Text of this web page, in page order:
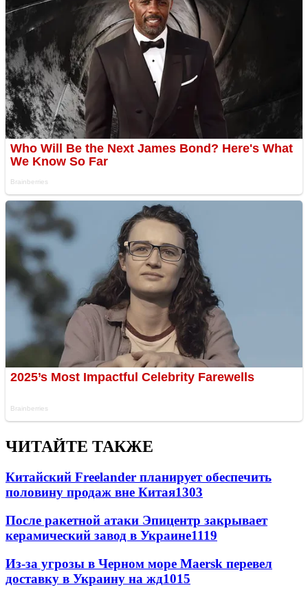
ЧИТАЙТЕ ТАКЖЕ
Китайский Freelander планирует обеспечить
половину продаж вне Китая1303
После ракетной атаки Эпицентр закрывает
керамический завод в Украине1119
Из-за угрозы в Черном море Maersk перевел
доставку в Украину на жд1015